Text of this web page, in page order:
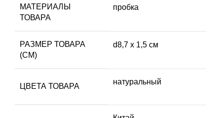
МАТЕРИАЛЫ
ТОВАРА
пробка
РАЗМЕР ТОВАРА
(СМ)
d8,7 х 1,5 см
ЦВЕТА ТОВАРА
натуральный